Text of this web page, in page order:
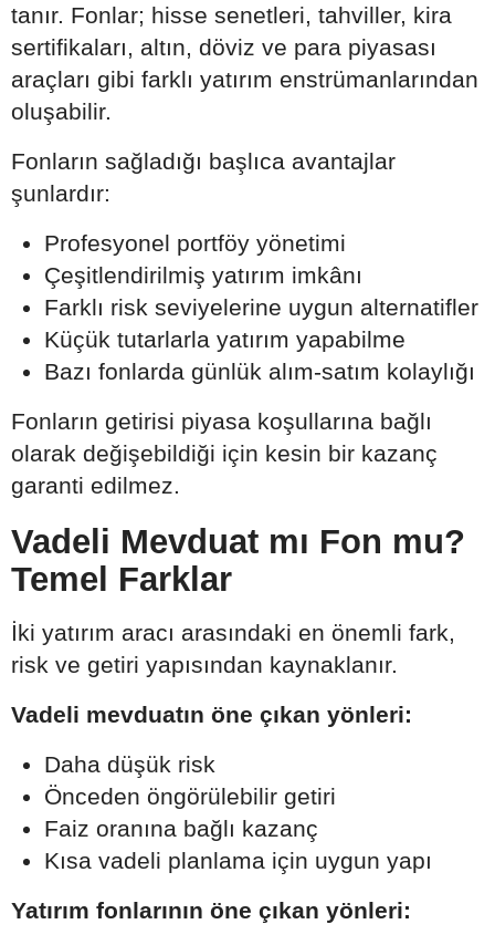
tanır. Fonlar; hisse senetleri, tahviller, kira
sertifikaları, altın, döviz ve para piyasası
araçları gibi farklı yatırım enstrümanlarından
oluşabilir.
Fonların sağladığı başlıca avantajlar
şunlardır:
Profesyonel portföy yönetimi
Çeşitlendirilmiş yatırım imkânı
Farklı risk seviyelerine uygun alternatifler
Küçük tutarlarla yatırım yapabilme
Bazı fonlarda günlük alım-satım kolaylığı
Fonların getirisi piyasa koşullarına bağlı
olarak değişebildiği için kesin bir kazanç
garanti edilmez.
Vadeli Mevduat mı Fon mu?
Temel Farklar
İki yatırım aracı arasındaki en önemli fark,
risk ve getiri yapısından kaynaklanır.
Vadeli mevduatın öne çıkan yönleri:
Daha düşük risk
Önceden öngörülebilir getiri
Faiz oranına bağlı kazanç
Kısa vadeli planlama için uygun yapı
Yatırım fonlarının öne çıkan yönleri: